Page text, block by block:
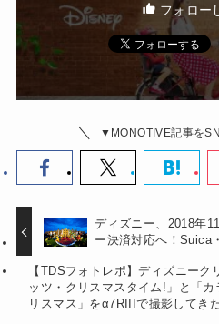
フォロー
▼MONOTIVE記事を
ディズニー、2018年
ー決済対応へ！Suica
【TDSフォトレポ】ディズニーク
ッツ・クリスマスタイム!」と「カ
リスマス」をα7RIIIで撮影してき